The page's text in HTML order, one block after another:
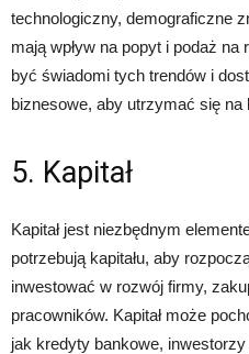
technologiczny, demograficzne
mają wpływ na popyt i podaż
być świadomi tych trendów i
biznesowe, aby utrzymać się
5. Kapitał
Kapitał jest niezbędnym
potrzebują kapitału, aby
inwestować w rozwój firmy,
pracowników. Kapitał może
jak kredyty bankowe,